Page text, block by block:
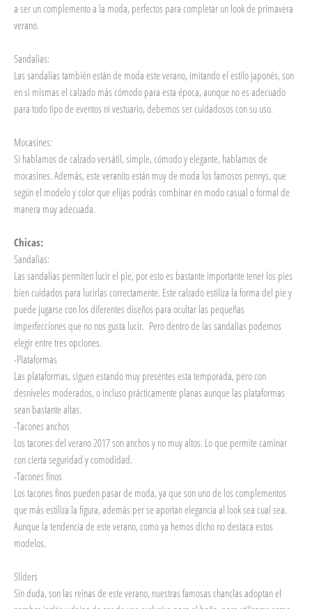
a ser un complemento a la moda, perfectos para completar un look de primavera
verano.
Sandalias:
Las sandalias también están de moda este verano, imitando el estilo japonés, son
en si mismas el calzado más cómodo para esta época, aunque no es adecuado
para todo tipo de eventos ni vestuario, debemos ser cuidadosos con su uso.
Mocasines:
Si hablamos de calzado versátil, simple, cómodo y elegante, hablamos de
mocasines. Además, este veranito están muy de moda los famosos pennys, que
según el modelo y color que elijas podrás combinar en modo casual o formal de
manera muy adecuada.
Chicas:
Sandalias:
Las sandalias permiten lucir el pie, por esto es bastante importante tener los pies
bien cuidados para lucirlas correctamente. Este calzado estiliza la forma del pie y
puede jugarse con los diferentes diseños para ocultar las pequeñas
imperfecciones que no nos gusta lucir. Pero dentro de las sandalias podemos
elegir entre tres opciones.
-Plataformas
Las plataformas, siguen estando muy presentes esta temporada, pero con
desniveles moderados, o incluso prácticamente planas aunque las plataformas
sean bastante altas.
-Tacones anchos
Los tacones del verano 2017 son anchos y no muy altos. Lo que permite caminar
con cierta seguridad y comodidad.
-Tacones finos
Los tacones finos pueden pasar de moda, ya que son uno de los complementos
que más estiliza la figura, además per se aportan elegancia al look sea cual sea.
Aunque la tendencia de este verano, como ya hemos dicho no destaca estos
modelos.
Sliders
Sin duda, son las reinas de este verano, nuestras famosas chanclas adoptan el